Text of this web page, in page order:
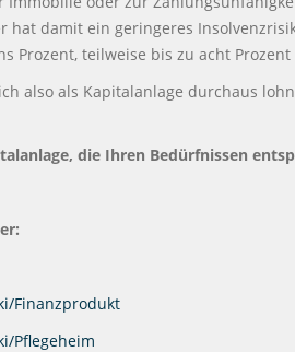
hat damit ein geringeres
Prozent, teilweise bis zu acht Prozent
also als Kapitalanlage durchaus
die Ihren Bedürfnissen
Finanzprodukt
Pflegeheim